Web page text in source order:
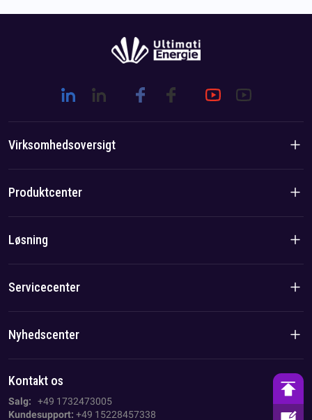
Virksomhedsoversigt
Virksomhedsintroduktion
Hold-/lokal fordel
Produktcenter
Boligprodukter
Løsning
Løsning
Servicecenter
Privatlivspolitik
AGB
Nyhedscenter
Virksomhedsnyheder
Branchenyheder
Kontakt os
Salg:
+49 1732473005
Kundesupport: +49 15228457338